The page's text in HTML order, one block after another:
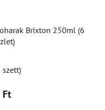
Brixton 250ml (6
szett)
Ft